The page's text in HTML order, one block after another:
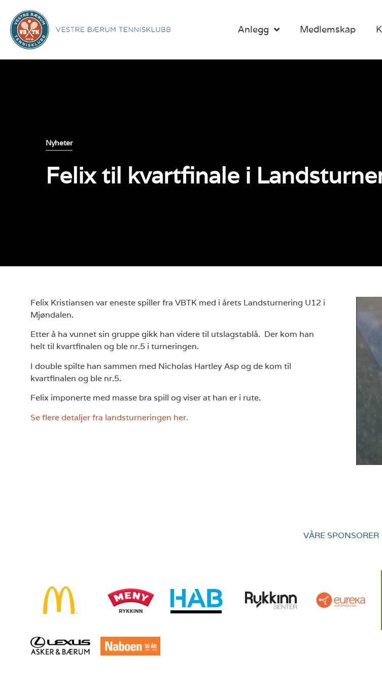
Anlegg Medlemskap
Nyheter
Felix til kvartfinale i
Felix Kristiansen var eneste spiller fra VBTK med i årets Landsturnering U12 i
Mjøndalen.
Etter å ha vunnet sin gruppe gikk han videre til utslagstablå. Der kom han
helt til kvartfinalen og ble nr.5 i turneringen.
I double spilte han sammen med Nicholas Hartley Asp og de kom til
kvartfinalen og ble nr.5.
Felix imponerte med masse bra spill og viser at han er i rute.
Se flere detaljer fra landsturneringen her.
VÅRE SPONSORER